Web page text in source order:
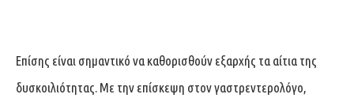
Επίσης είναι σημαντικό να καθορισθούν εξαρχής τα αίτια της
δυσκοιλιότητας. Με την επίσκεψη στον γαστρεντερολόγο,